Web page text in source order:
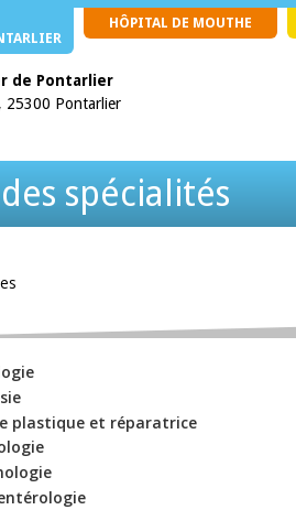
HÔPITAL DE MOUTHE
de Pontarlier
25300 Pontarlier
spécialités
plastique et réparatrice